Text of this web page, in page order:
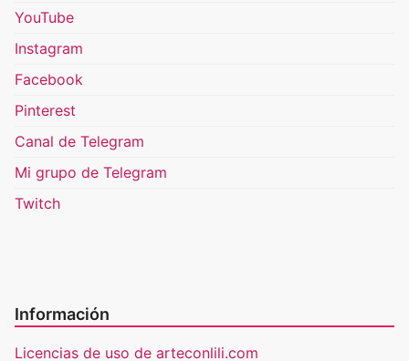
YouTube
Instagram
Facebook
Pinterest
Canal de Telegram
Mi grupo de Telegram
Twitch
Información
Licencias de uso de arteconlili.com